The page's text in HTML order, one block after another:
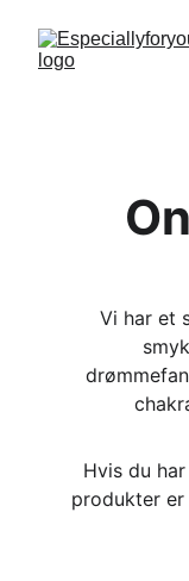
Vi har et
Hvis du
produkter